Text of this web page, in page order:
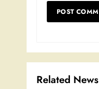
Related News